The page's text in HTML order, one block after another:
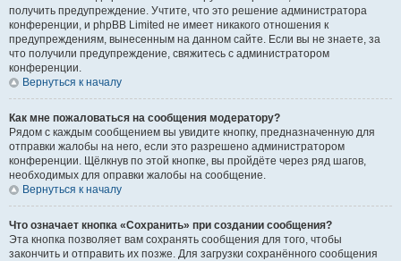
получить предупреждение. Учтите, что это решение администратора
конференции, и phpBB Limited не имеет никакого отношения к
предупреждениям, вынесенным на данном сайте. Если вы не знаете, за
что получили предупреждение, свяжитесь с администратором
конференции.
Вернуться к началу
Как мне пожаловаться на сообщения модератору?
Рядом с каждым сообщением вы увидите кнопку, предназначенную для
отправки жалобы на него, если это разрешено администратором
конференции. Щёлкнув по этой кнопке, вы пройдёте через ряд шагов,
необходимых для оправки жалобы на сообщение.
Вернуться к началу
Что означает кнопка «Сохранить» при создании сообщения?
Эта кнопка позволяет вам сохранять сообщения для того, чтобы
закончить и отправить их позже. Для загрузки сохранённого сообщения